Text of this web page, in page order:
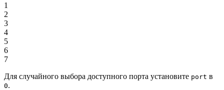
1
2
3
4
5
6
7
Для случайного выбора доступного порта установите port в
0.